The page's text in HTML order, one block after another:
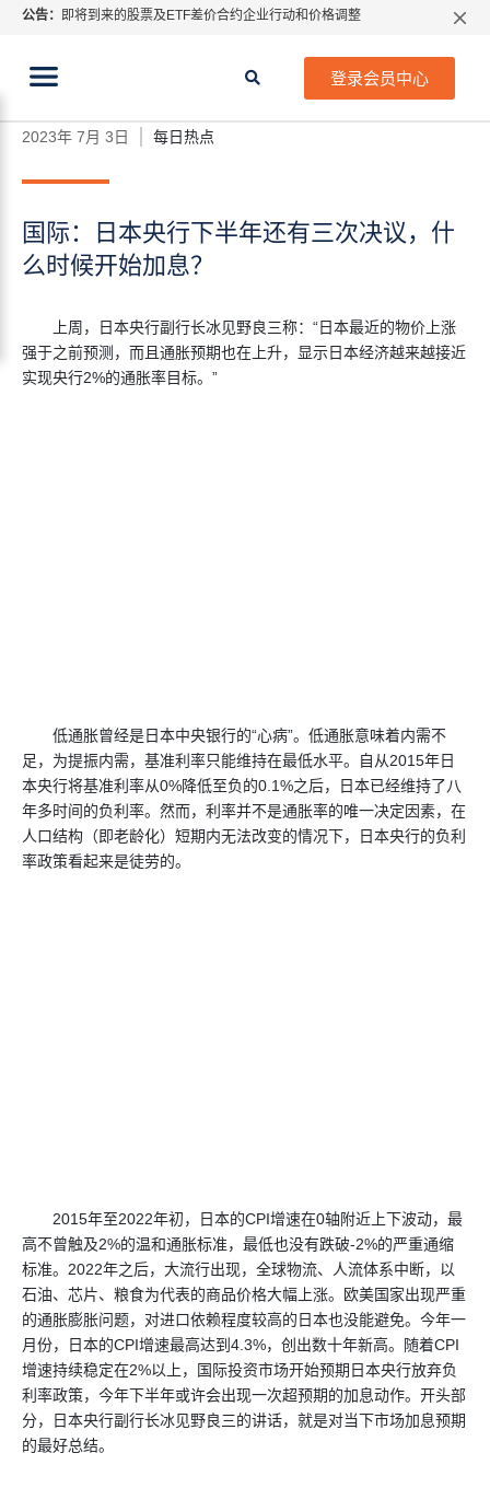
公告： 即将到来的股票及ETF差价合约企业行动和价格调整
ATFX呼吁推进金融市场合规、安全、有序、良性发展
登录会员中心
当前位置:
国际：日本央行下半年还有三次决
议，什么时候开始加息？
2023年 7月 3日 每日热点
国际：日本央行下半年还有三次决议，什
么时候开始加息？
上周，日本央行副行长冰见野良三称：“日本最近的物价上涨
强于之前预测，而且通胀预期也在上升，显示日本经济越来越接近
实现央行2%的通胀率目标。”
低通胀曾经是日本中央银行的“心病”。低通胀意味着内需不
足，为提振内需，基准利率只能维持在最低水平。自从2015年日
本央行将基准利率从0%降低至负的0.1%之后，日本已经维持了八
年多时间的负利率。然而，利率并不是通胀率的唯一决定因素，在
人口结构（即老龄化）短期内无法改变的情况下，日本央行的负利
率政策看起来是徒劳的。
2015年至2022年初，日本的CPI增速在0轴附近上下波动，最
高不曾触及2%的温和通胀标准，最低也没有跌破-2%的严重通缩
标准。2022年之后，大流行出现，全球物流、人流体系中断，以
石油、芯片、粮食为代表的商品价格大幅上涨。欧美国家出现严重
的通胀膨胀问题，对进口依赖程度较高的日本也没能避免。今年一
月份，日本的CPI增速最高达到4.3%，创出数十年新高。随着CPI
增速持续稳定在2%以上，国际投资市场开始预期日本央行放弃负
利率政策，今年下半年或许会出现一次超预期的加息动作。开头部
分，日本央行副行长冰见野良三的讲话，就是对当下市场加息预期
的最好总结。